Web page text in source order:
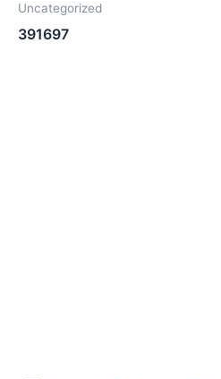
Uncategorized
391697